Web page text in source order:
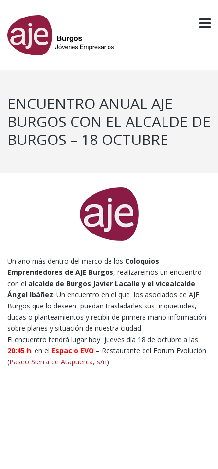
ENCUENTRO ANUAL AJE
BURGOS CON EL ALCALDE DE
BURGOS – 18 OCTUBRE
Un año más dentro del marco de los Coloquios
Emprendedores de AJE Burgos, realizaremos un encuentro
con el alcalde de Burgos Javier Lacalle y el vicealcalde
Ángel Ibáñez. Un encuentro en el que los asociados de AJE
Burgos que lo deseen puedan trasladarles sus inquietudes,
dudas o planteamientos y recibir de primera mano información
sobre planes y situación de nuestra ciudad.
El encuentro tendrá lugar hoy jueves día 18 de octubre a las
20:45 h. en el Espacio EVO – Restaurante del Forum Evolución
(Paseo Sierra de Atapuerca, s/n)